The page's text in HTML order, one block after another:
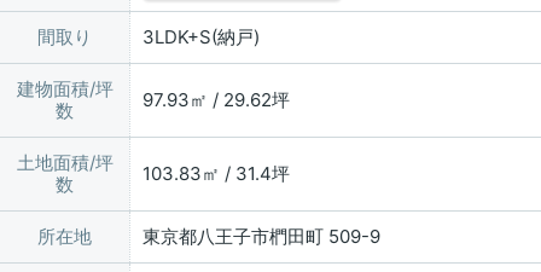
間取り 3LDK+S(納戸)
建物面積/坪
数
97.93㎡ / 29.62坪
土地面積/坪
数
103.83㎡ / 31.4坪
所在地 東京都八王子市椚田町 509-9